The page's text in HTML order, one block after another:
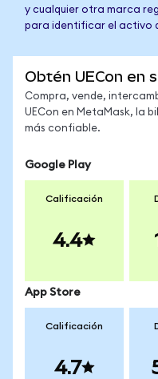
y cualquier otra marca
para identificar el activo
Obtén UECon en
Compra, vende,
UECon en MetaMask, la
más confiable.
Google Play
Calificación
4.4
App Store
Calificación
4.7